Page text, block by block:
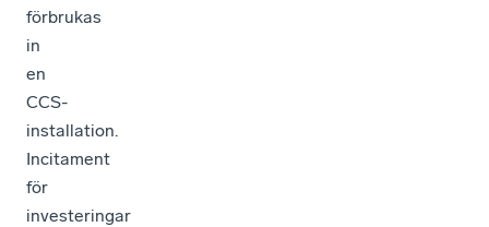
förbrukas
in
en
CCS-
installation.
Incitament
för
investeringar